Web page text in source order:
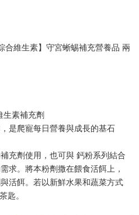
合維生素】守宮蜥蜴補充營養品 兩
生素補充劑
是爬寵每日營養與成長的基石
充劑使用，也可與 鈣粉系列結合
求。將本粉劑撒在餵食活餌上，
活餌。若以新鮮水果和蔬菜方式
匙。